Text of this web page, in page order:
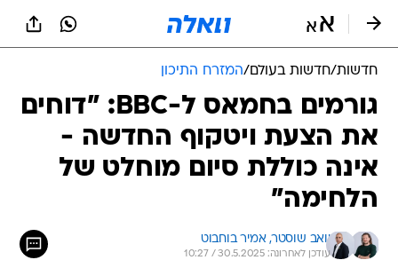
חדשות/חדשות בעולם/המזרח התיכון
גורמים בחמאס ל-BBC: "דוחים
את הצעת ויטקוף החדשה -
אינה כוללת סיום מוחלט של
הלחימה"
יואב שוסטר, אמיר בוחבוט
עודכן לאחרונה: 30.5.2025 / 10:27